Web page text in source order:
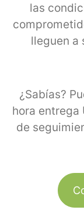
las
lleguen a
¿Sabías?
hora entrega
de